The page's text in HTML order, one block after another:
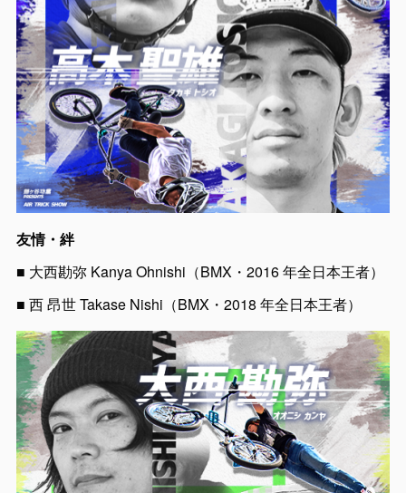
友情・絆
■ 大西勘弥 Kanya Ohnishi（BMX・2016 年全日本王者）
■ 西 昂世 Takase Nishi（BMX・2018 年全日本王者）